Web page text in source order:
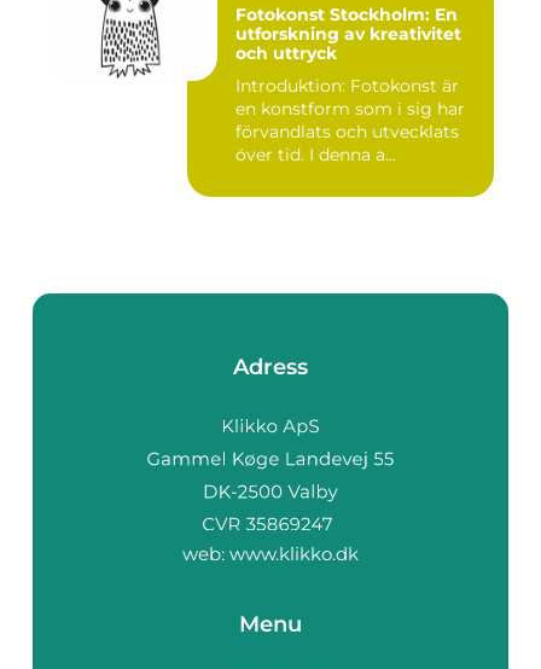
Fotokonst Stockholm: En
utforskning av kreativitet
och uttryck
Introduktion: Fotokonst är
en konstform som i sig har
förvandlats och utvecklats
över tid. I denna a...
Adress
web: www.klikko.dk
Menu